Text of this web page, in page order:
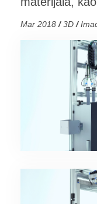
Mar 2018 /3D /